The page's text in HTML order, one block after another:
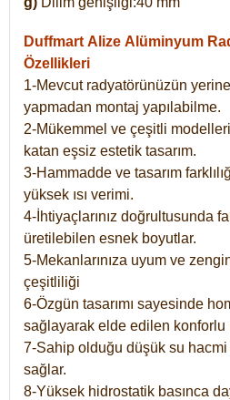
Duffmart Alize Alüminyum
Özellikleri
1-Mevcut radyatörünüzün
yapmadan montaj yapılabilme.
2-Mükemmel ve çeşitli
katan eşsiz estetik tasarım.
3-Hammadde ve tasarım
yüksek ısı verimi.
4-İhtiyaçlarınız doğrultusunda
üretilebilen esnek boyutlar.
5-Mekanlarınıza uyum ve
çeşitliliği
6-Özgün tasarımı sayesinde
sağlayarak elde edilen konforlu
7-Sahip olduğu düşük su
sağlar.
8-Yüksek hidrostatik basınca